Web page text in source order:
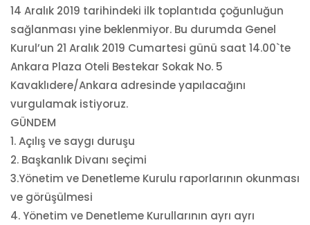
14 Aralık 2019 tarihindeki ilk toplantıda çoğunluğun
sağlanması yine beklenmiyor. Bu durumda Genel
Kurul’un 21 Aralık 2019 Cumartesi günü saat 14.00`te
Ankara Plaza Oteli Bestekar Sokak No. 5
Kavaklıdere/Ankara adresinde yapılacağını
vurgulamak istiyoruz.
GÜNDEM
1. Açılış ve saygı duruşu
2. Başkanlık Divanı seçimi
3.Yönetim ve Denetleme Kurulu raporlarının okunması
ve görüşülmesi
4. Yönetim ve Denetleme Kurullarının ayrı ayrı